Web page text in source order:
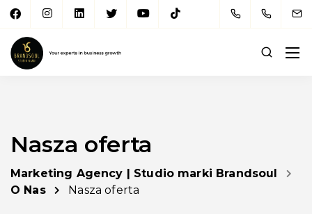
Nasza oferta
Marketing Agency | Studio marki Brandsoul
O Nas
Nasza oferta